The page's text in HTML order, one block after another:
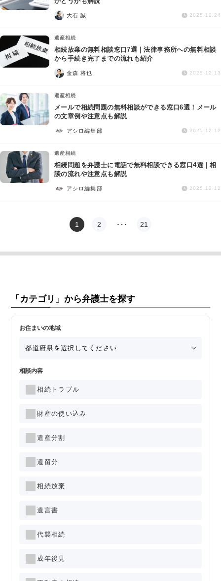
大石 誠 2025.12.24
遺産相続
相続放棄の無料相談窓口7選｜法律事務所への無料相談
から手続き完了までの流れも紹介
金森 将也 2025.12.13
遺産相続
メールで相続問題の無料相談ができる窓口6選！メール
の文章例や注意点も解説
アシロ編集部 2025.12.12
遺産相続
相続問題を弁護士に電話で無料相談できる窓口4選｜相
談の流れや注意点も解説
アシロ編集部 2025.12.12
1 2 … 21
「カテゴリ」から弁護士を探す
お住まいの地域
相談内容
相続トラブル
財産の使い込み
遺産分割
遺留分
相続放棄
遺言書
代襲相続
成年後見